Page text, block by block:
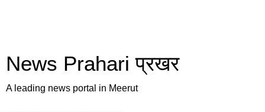
News Prahari प्रखर
A leading news portal in Meerut